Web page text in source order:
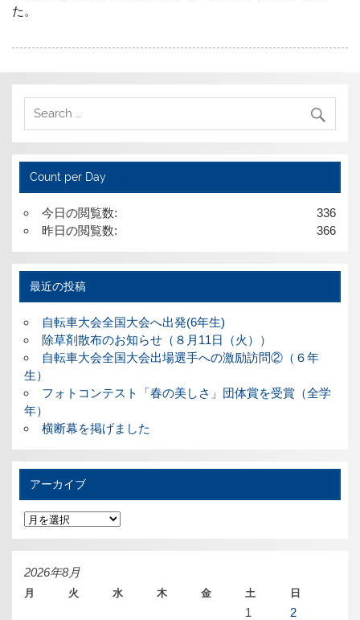
た。
Count per Day
336
今日の閲覧数:
366
昨日の閲覧数:
最近の投稿
自転車大会全国大会へ出発(6年生)
除草剤散布のお知らせ（８月11日（火））
自転車大会全国大会出場選手への激励訪問②（６年
生）
フォトコンテスト「春の美しさ」団体賞を受賞（全学
年）
横断幕を掲げました
アーカイブ
ア
ー
カ
イ
ブ
2026年8月
月 火 水 木 金 土 日
1
2